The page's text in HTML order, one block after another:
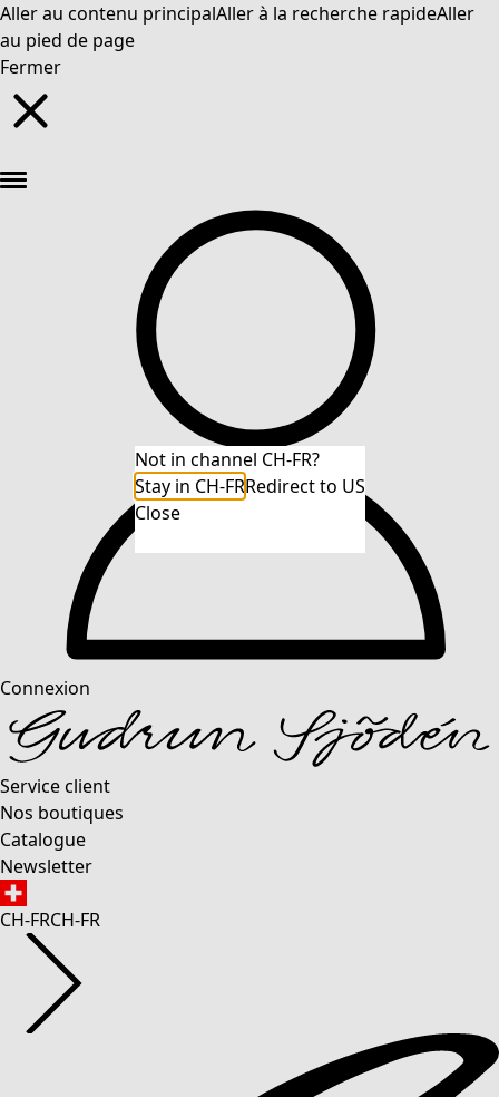
Aller au contenu principalAller à la recherche rapideAller
au pied de page
Fermer
Connexion
Service client
Nos boutiques
Catalogue
Newsletter
CH-FRCH-FR
Not in channel CH-FR?
Stay in CH-FRRedirect to US
Close